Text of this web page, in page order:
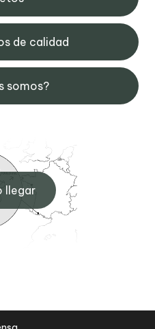
de calidad
somos?
llegar